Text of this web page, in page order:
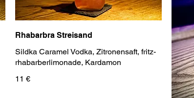
Rhabarbra Streisand
Sildka Caramel Vodka, Zitronensaft, fritz-
11 €